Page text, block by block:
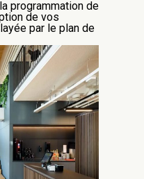
programmation de
de vos
epar le plan de